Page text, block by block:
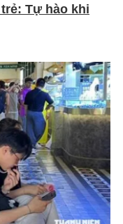
Tự hào khi